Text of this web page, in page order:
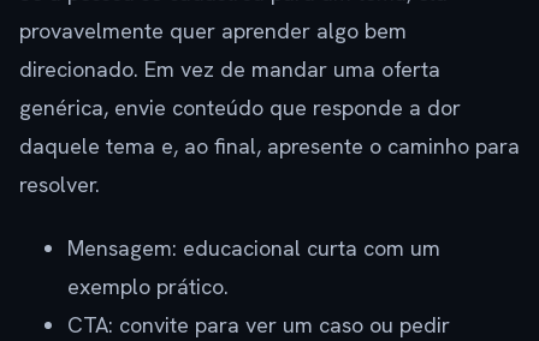
provavelmente quer aprender algo bem
direcionado. Em vez de mandar uma oferta
genérica, envie conteúdo que responde a dor
daquele tema e, ao final, apresente o caminho para
resolver.
Mensagem: educacional curta com um
exemplo prático.
CTA: convite para ver um caso ou pedir